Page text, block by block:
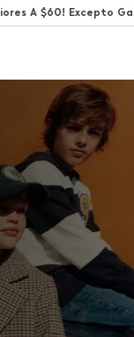
A $60! Excepto